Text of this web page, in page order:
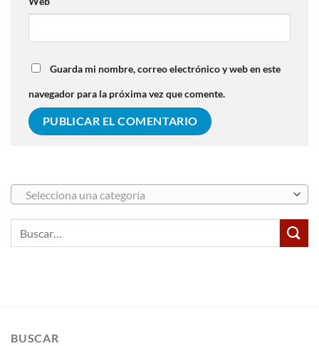
Guarda mi nombre, correo electrónico y web en este
navegador para la próxima vez que comente.
Selecciona una categoría
BUSCAR